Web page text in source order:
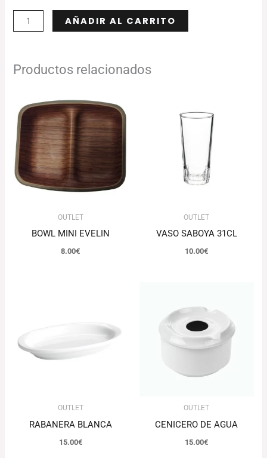
AÑADIR AL CARRITO
Productos relacionados
OUTLET
BOWL MINI EVELIN
8.00€
OUTLET
VASO SABOYA 31CL
10.00€
OUTLET
RABANERA BLANCA
15.00€
OUTLET
CENICERO DE AGUA
15.00€